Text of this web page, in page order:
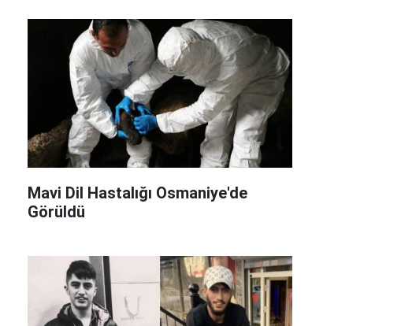
Mavi Dil Hastalığı Osmaniye'de
Görüldü